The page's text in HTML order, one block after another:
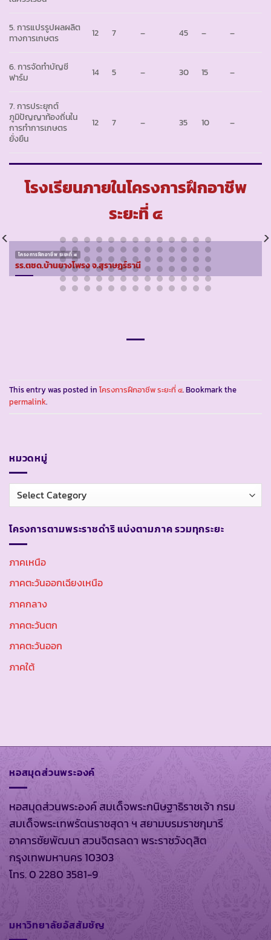
5. การแปรรูปผลผลิต
ทางการเกษตร
12 7 – 45 – –
6. การจัดทำบัญชี
ฟาร์ม
14 5 – 30 15 –
7. การประยุกต์
ภูมิปัญญาท้องถิ่นใน
การทำการเกษตร
ยั่งยืน
12 7 – 35 10 –
โรงเรียนภายในโครงการฝึกอาชีพ
ระยะที่ ๔
โครงการฝึกอาชีพ ระยะที่ ๔
รร.ตชด.บ้านยางโพรง จ.สุราษฏร์ธานี
This entry was posted in โครงการฝึกอาชีพ ระยะที่ ๔. Bookmark the
permalink.
หมวดหมู่
หมวด
หมู่
โครงการตามพระราชดำริ แบ่งตามภาค รวมทุกระยะ
ภาคเหนือ
ภาคตะวันออกเฉียงเหนือ
ภาคกลาง
ภาคตะวันตก
ภาคตะวันออก
ภาคใต้
หอสมุดส่วนพระองค์
หอสมุดส่วนพระองค์ สมเด็จพระกนิษฐาธิราชเจ้า กรม
สมเด็จพระเทพรัตนราชสุดา ฯ สยามบรมราชกุมารี
อาคารชัยพัฒนา สวนจิตรลดา พระราชวังดุสิต
กรุงเทพมหานคร 10303
โทร. 0 2280 3581-9
มหาวิทยาลัยอัสสัมชัญ